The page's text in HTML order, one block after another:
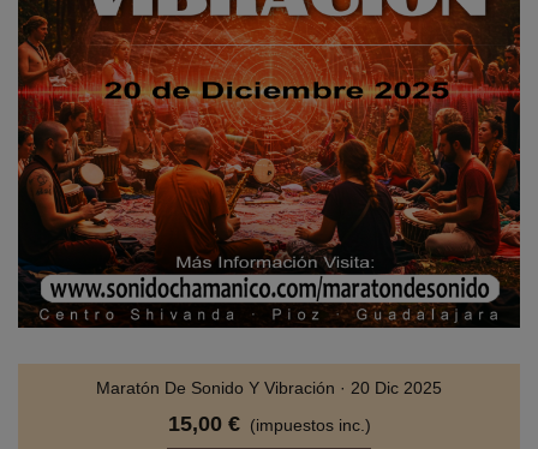
Maratón De Sonido Y Vibración · 20 Dic 2025
15,00 € (impuestos inc.)